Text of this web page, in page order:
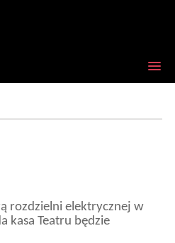
rozdzielni elektrycznej w
kasa Teatru będzie